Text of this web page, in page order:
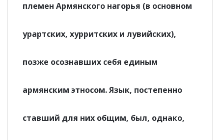
племен Армянского нагорья (в основном
урартских, хурритских и лувийских),
позже осознавших себя единым
армянским этносом. Язык, постепенно
ставший для них общим, был, однако,